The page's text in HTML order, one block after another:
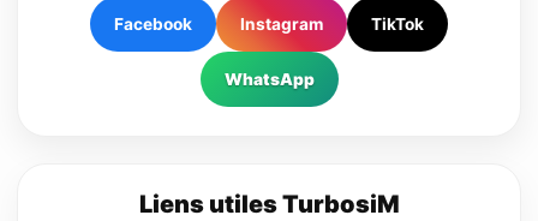
Facebook Instagram TikTok
WhatsApp
Liens utiles TurbosiM